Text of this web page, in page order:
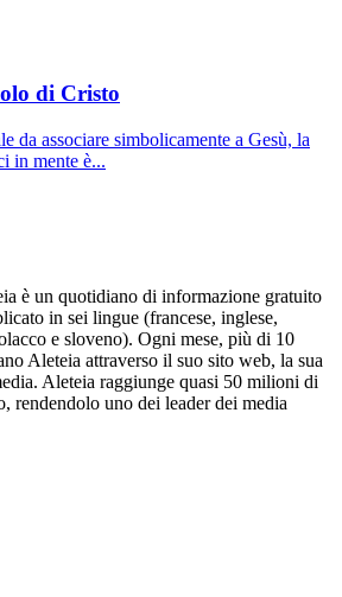
di Cristo
da associare simbolicamente a Gesù, la
in mente è...
è un quotidiano di informazione gratuito
in sei lingue (francese, inglese,
e sloveno). Ogni mese, più di 10
Aleteia attraverso il suo sito web, la sua
Aleteia raggiunge quasi 50 milioni di
rendendolo uno dei leader dei media